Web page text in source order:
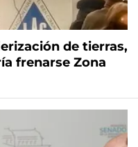
de tierras,
frenarse Zona